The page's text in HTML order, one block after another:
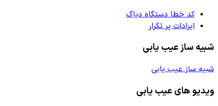
کد خطا دستگاه دیاگ
ایرادات پر تکرار
شبیه ساز عیب یابی
شبیه ساز عیب یابی
ویدیو های عیب یابی